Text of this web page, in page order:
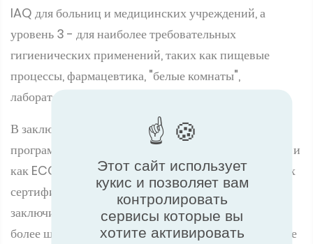
IAQ для больниц и медицинских учреждений, а
уровень 3 - для наиболее требовательных
гигиенических применений, таких как пищевые
процессы, фармацевтика, "белые комнаты",
лаборатории и т.д.
В заключение блог рассказывает о том, что отличает
программу сертификации Eurovent Hygienic AHU и
как ECC защищает использование знака в интересах
сертифицированных производителей. В
заключительных комментариях Сильвен обсуждает
более широкие проблемы отрасли, такие как влияние
Этот сайт использует
кукис и позволяет вам
контролировать
сервисы которые вы
хотите активировать